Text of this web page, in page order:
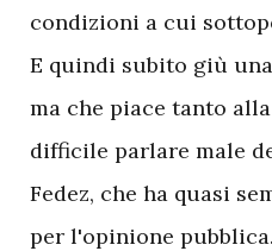
condizioni a cui
E quindi subito giù
ma che piace tanto
difficile parlare male
Fedez, che ha quasi
per l'opinione pubblica.